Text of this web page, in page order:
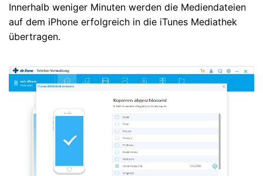
Innerhalb weniger Minuten werden die Mediendateien
auf dem iPhone erfolgreich in die iTunes Mediathek
übertragen.